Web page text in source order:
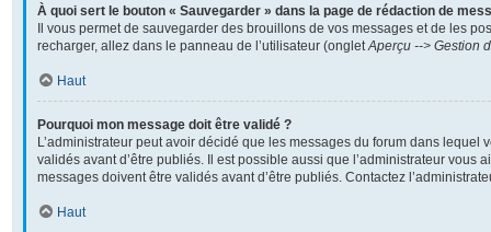
À quoi sert le bouton « Sauvegarder » dans la page de rédaction de
Il vous permet de sauvegarder des brouillons de vos messages et de les
recharger, allez dans le panneau de l’utilisateur (ongletAperçu --> Gestion
Haut
Pourquoi mon message doit être validé ?
L’administrateur peut avoir décidé que les messages du forum dans lequel
validés avant d’être publiés. Il est possible aussi que l’administrateur vous
messages doivent être validés avant d’être publiés. Contactez
Haut